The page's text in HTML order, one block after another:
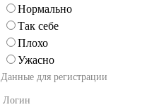
Нормально
Так себе
Плохо
Ужасно
Данные для регистрации
Логин